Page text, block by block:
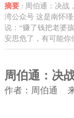
摘要: 周伯通：决战
湾公众号 这是南怀
说：“赚了钱把老婆
安思危了，有可能你
周伯通：决
作者：周伯通